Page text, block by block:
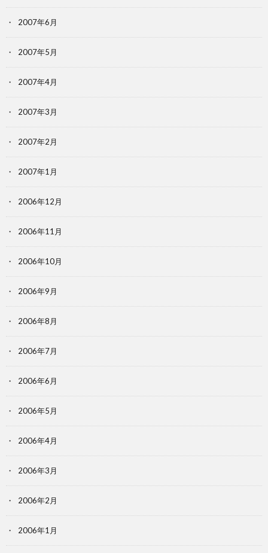
2007年6月
2007年5月
2007年4月
2007年3月
2007年2月
2007年1月
2006年12月
2006年11月
2006年10月
2006年9月
2006年8月
2006年7月
2006年6月
2006年5月
2006年4月
2006年3月
2006年2月
2006年1月